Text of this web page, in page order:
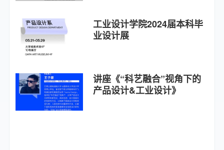
工业设计学院2024届本科毕
业设计展
讲座《“科艺融合”视角下的
产品设计&工业设计》